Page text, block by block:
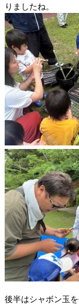
りましたね。
後半はシャボン玉